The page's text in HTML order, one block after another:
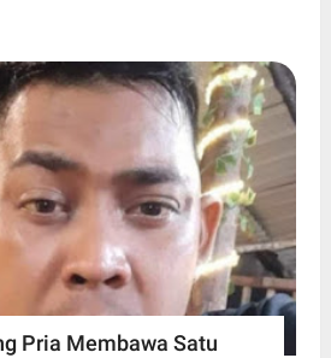
Pria Membawa Satu